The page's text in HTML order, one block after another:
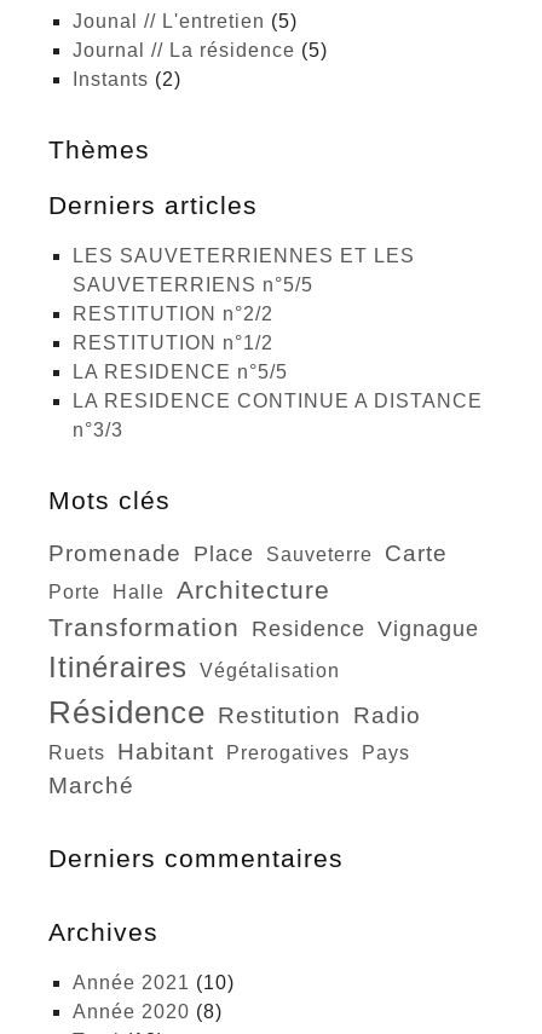
Jounal // L'entretien (5)
Journal // La résidence (5)
Instants (2)
Thèmes
Derniers articles
LES SAUVETERRIENNES ET LES
SAUVETERRIENS n°5/5
RESTITUTION n°2/2
RESTITUTION n°1/2
LA RESIDENCE n°5/5
LA RESIDENCE CONTINUE A DISTANCE
n°3/3
Mots clés
promenade place sauveterre carte
porte halle
architecture
transformation
residence vignague
itinéraires végétalisation
résidence restitution radio
ruets habitant prerogatives pays
marché
Derniers commentaires
Archives
année 2021 (10)
année 2020 (8)